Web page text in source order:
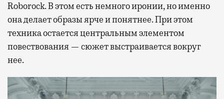
Roborock. В этом есть немного иронии, но именно
она делает образы ярче и понятнее. При этом
техника остается центральным элементом
повествования — сюжет выстраивается вокруг
нее.